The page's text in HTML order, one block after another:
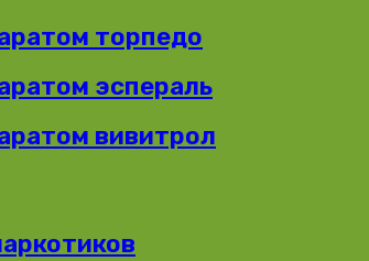
торпедо
эспераль
вивитрол